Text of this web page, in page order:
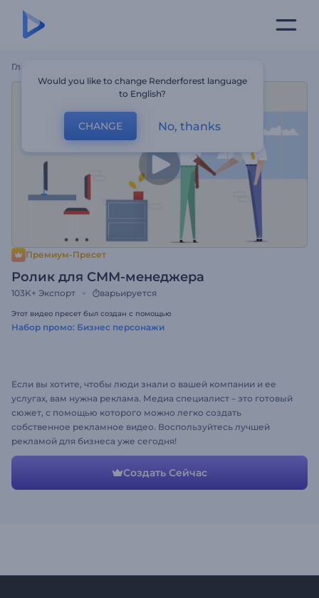
Главная
Премиум-Пресет
Ролик для СММ-менеджера
103K+ Экспорт варьируется
Этот видео пресет был создан с помощью
Набор промо: Бизнес персонажи
Если вы хотите, чтобы люди знали о вашей компании и ее
услугах, вам нужна реклама. Медиа специалист – это готовый
сюжет, с помощью которого можно легко создать
собственное рекламное видео. Воспользуйтесь лучшей
рекламой для бизнеса уже сегодня!
Создать Сейчас
Would you like to change Renderforest language
to English?
CHANGE No, thanks